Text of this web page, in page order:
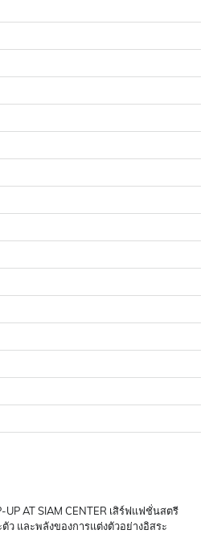
UP AT SIAM CENTER เสิร์ฟแฟชั่นสตรี
ว และพลังของการแต่งตัวอย่างอิสระ